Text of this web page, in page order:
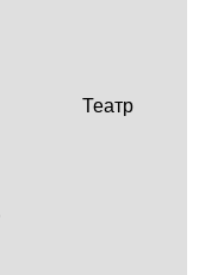
Театр